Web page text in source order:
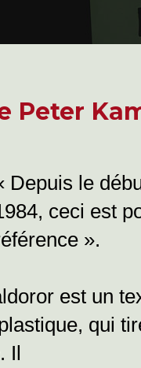
Peter
Depuis le
ceci est
».
est un
qui
Il